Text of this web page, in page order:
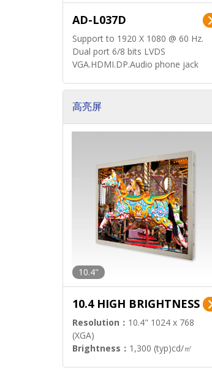
AD-L037D
Support to 1920 X 1080 @ 60 Hz.
Dual port 6/8 bits LVDS
VGA.HDMI.DP.Audio phone jack
高亮屏
10.4"
10.4 HIGH BRIGHTNESS
Resolution： 10.4" 1024 x 768
(XGA)
Brightness： 1,300 (typ)cd/㎡